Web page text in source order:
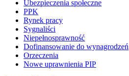
Ubezpieczenia społeczne
PPK
Rynek pracy
Sygnaliści
Niepełnosprawność
Dofinansowanie do wynagrodzeń
Orzeczenia
Nowe uprawnienia PIP